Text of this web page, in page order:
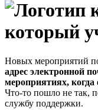
Новых мероприятий
адрес электронной
мероприятиях, когда
Что-то пошло не так,
службу поддержки.